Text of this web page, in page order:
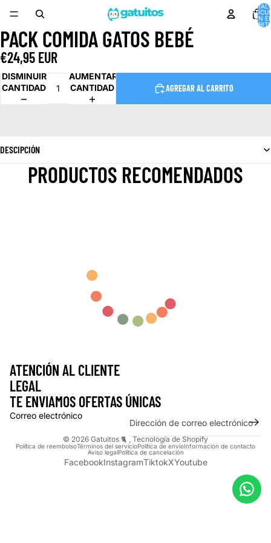
TOTAL
EN
ABRIR
IMAGEN
A
COMPLETA
PACK COMIDA GATOS BEBÉ
€24,95 EUR
DISMINUIR
CANTIDAD
AUMENTAR
CANTIDAD
AGREGAR AL CARRITO
DESCIPCIÓN
PRODUCTOS RECOMENDADOS
ATENCIÓN AL CLIENTE
LEGAL
TE ENVIAMOS OFERTAS ÚNICAS
Correo electrónico
© 2026 Gatuitos 🐈 ,Tecnología de Shopify
Política de reembolsoTérminos del servicioPolítica de envíoInformación de contacto
Aviso legalPolítica de cancelación
FacebookInstagramTiktokXYoutube